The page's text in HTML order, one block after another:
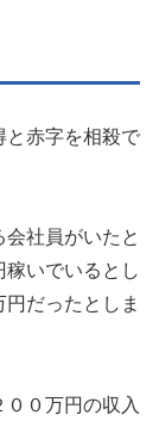
と赤字を相殺で
社員がいたと
稼いでいるとし
だったとしま
０万円の収入